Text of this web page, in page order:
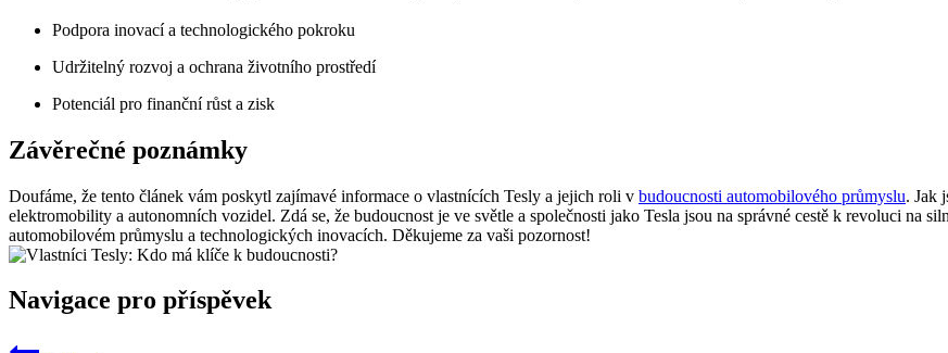
Podpora inovací a technologického pokroku
Udržitelný rozvoj a ochrana životního prostředí
Potenciál pro finanční růst a zisk
Závěrečné poznámky
Doufáme, že tento článek vám poskytl zajímavé informace o vlastnících Tesly a jejich roli v budoucnosti automobilového průmyslu. Jak
elektromobility a autonomních vozidel. Zdá se, že budoucnost je ve světle a společnosti jako Tesla jsou na správné cestě k revoluci na
automobilovém průmyslu a technologických inovacích. Děkujeme za vaši pozornost!
Navigace pro příspěvek